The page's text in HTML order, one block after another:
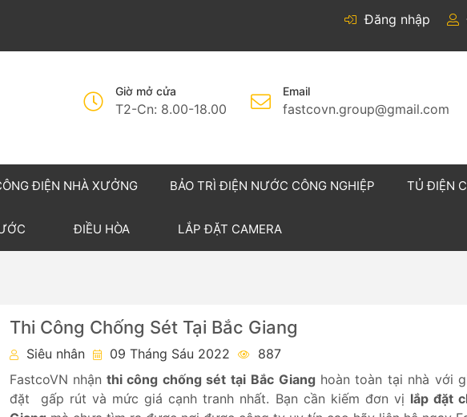
Đăng nhập
Giờ mở cửa
T2-Cn: 8.00-18.00
Email
fastcovn.group@gmail.com
ĐIỆN NHÀ XƯỞNG BẢO TRÌ ĐIỆN NƯỚC CÔNG NGHIỆP TỦ ĐIỆN
ĐIỀU HÒA LẮP ĐẶT CAMERA
Thi Công Chống Sét Tại Bắc Giang
Siêu nhân 09 Tháng Sáu 2022
887
FastcoVN nhận thi công chống sét tại Bắc Gianghoàn toàn tại nhà với
đặt gấp rút và mức giá cạnh tranh nhất. Bạn cần kiếm đơn vị lắp đặt